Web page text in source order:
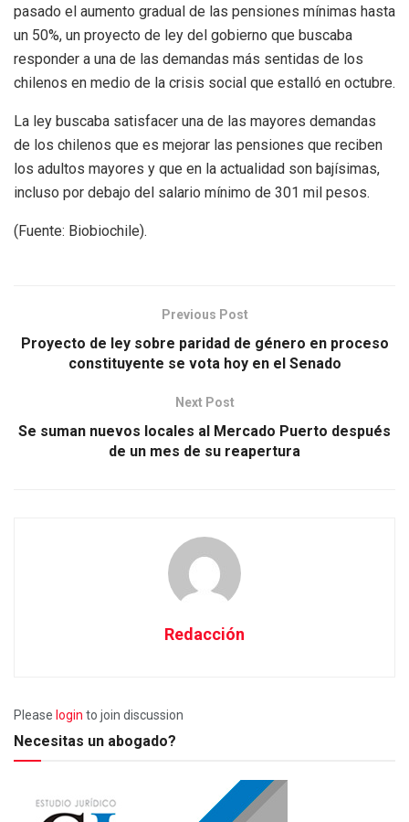
pasado el aumento gradual de las pensiones mínimas hasta
un 50%, un proyecto de ley del gobierno que buscaba
responder a una de las demandas más sentidas de los
chilenos en medio de la crisis social que estalló en octubre.
La ley buscaba satisfacer una de las mayores demandas
de los chilenos que es mejorar las pensiones que reciben
los adultos mayores y que en la actualidad son bajísimas,
incluso por debajo del salario mínimo de 301 mil pesos.
(Fuente: Biobiochile).
Previous Post
Proyecto de ley sobre paridad de género en proceso
constituyente se vota hoy en el Senado
Next Post
Se suman nuevos locales al Mercado Puerto después
de un mes de su reapertura
Redacción
Please login to join discussion
Necesitas un abogado?